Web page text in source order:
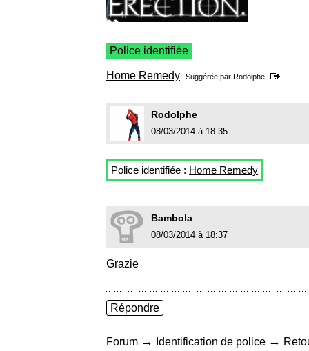
Police identifiée
Home Remedy Suggérée par Rodolphe
Rodolphe
08/03/2014 à 18:35
Police identifiée : Home Remedy
Bambola
08/03/2014 à 18:37
Grazie
Répondre
Forum → Identification de police →